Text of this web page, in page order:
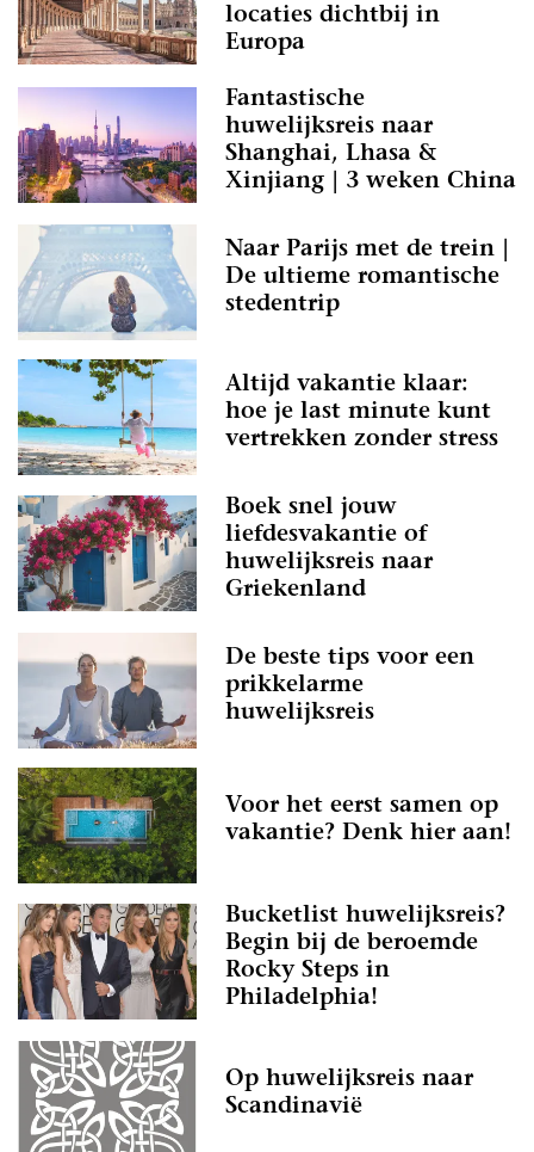
locaties dichtbij in
Europa
Fantastische
huwelijksreis naar
Shanghai, Lhasa &
Xinjiang | 3 weken China
Naar Parijs met de trein |
De ultieme romantische
stedentrip
Altijd vakantie klaar:
hoe je last minute kunt
vertrekken zonder stress
Boek snel jouw
liefdesvakantie of
huwelijksreis naar
Griekenland
De beste tips voor een
prikkelarme
huwelijksreis
Voor het eerst samen op
vakantie? Denk hier aan!
Bucketlist huwelijksreis?
Begin bij de beroemde
Rocky Steps in
Philadelphia!
Op huwelijksreis naar
Scandinavië